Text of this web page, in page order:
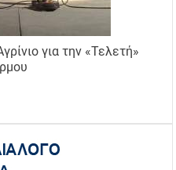
για την «Τελετή»